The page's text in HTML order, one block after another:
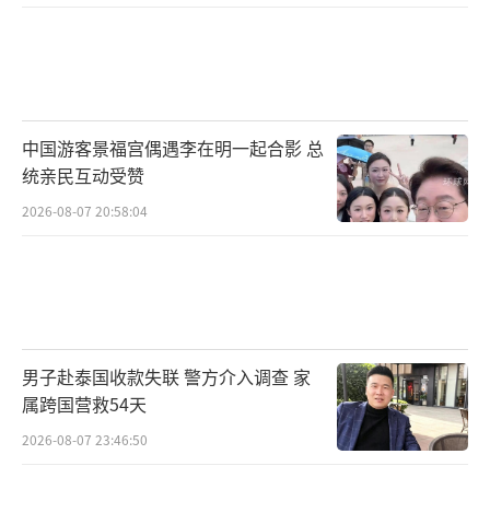
中国游客景福宫偶遇李在明一起合影 总
统亲民互动受赞
2026-08-07 20:58:04
男子赴泰国收款失联 警方介入调查 家
属跨国营救54天
2026-08-07 23:46:50